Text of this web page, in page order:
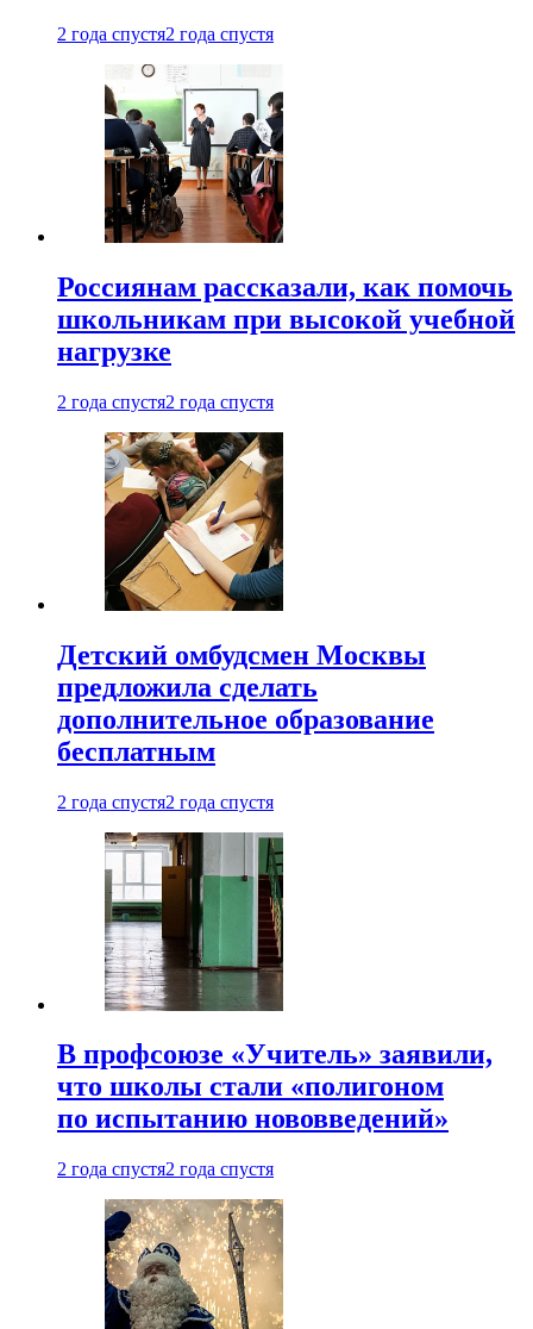
2 года спустя2 года спустя
Россиянам рассказали, как помочь
школьникам при высокой учебной
нагрузке
2 года спустя2 года спустя
Детский омбудсмен Москвы
предложила сделать
дополнительное образование
бесплатным
2 года спустя2 года спустя
В профсоюзе «Учитель» заявили,
что школы стали «полигоном
по испытанию нововведений»
2 года спустя2 года спустя